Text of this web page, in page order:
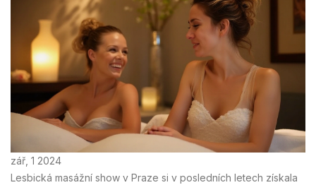
zář, 1 2024
Lesbická masážní show v Praze si v posledních letech získala